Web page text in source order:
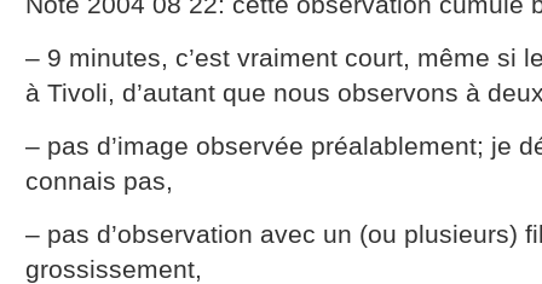
– 9 minutes, c’est vraiment court, même si
à Tivoli, d’autant que nous observons à
– pas d’image observée préalablement; je
connais pas,
– pas d’observation avec un (ou plusieurs)
grossissement,